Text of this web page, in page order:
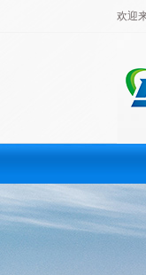
欢迎